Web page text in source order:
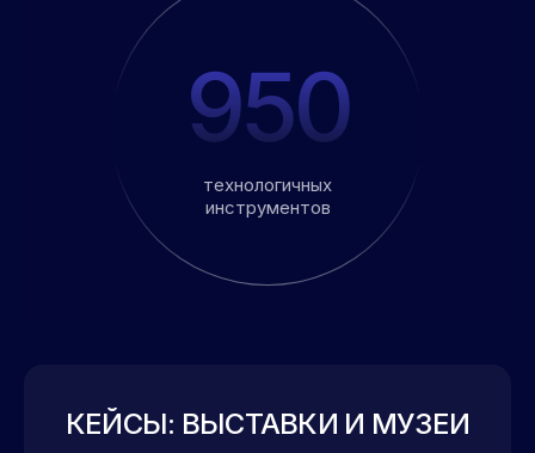
технологичных
инструментов
950
КЕЙСЫ: ВЫСТАВКИ И МУЗЕИ